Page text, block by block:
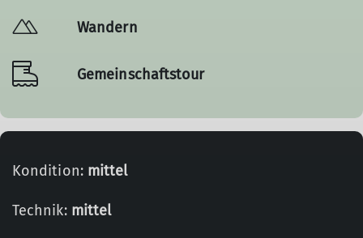
Wandern
Gemeinschaftstour
Kondition: mittel
Technik: mittel